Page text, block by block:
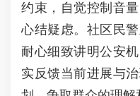
约束，自觉控制音
心结疑虑。社区民
耐心细致讲明公安
实反馈当前进展与